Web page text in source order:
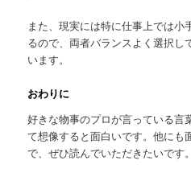
また、現実には特に仕事上では小
るので、両者バランスよく選択し
います。
おわりに
好きな物事のプロが言っている言
て想像すると面白いです。他にも
で、ぜひ読んでいただきたいです。